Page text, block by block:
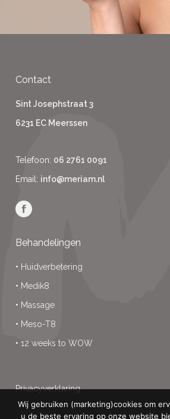
Contact
Sint Josephstraat 3
6231 EC Meerssen
Telefoon: 06 2761 0091
Email: info@meriam.nl
Behandelingen
• Huidverbetering
• Medik8
• Massage
• Meso-T8
• 12 weeks to WOW
Privacyverklaring
Wij gebruiken (marketing)cookies om
u de beste ervaring op onze website